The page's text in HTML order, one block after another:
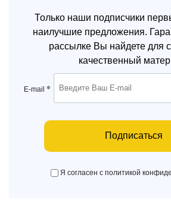
Только наши подписчики
наилучшие предложения.
рассылке Вы найдете для
качественный
E-mail *
Подписаться
Я согласен с политикой